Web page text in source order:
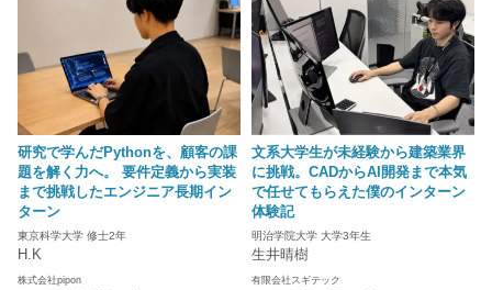
研究で学んだPythonを、顧客の課
題を解く力へ。 要件定義から実装
まで挑戦したエンジニア長期イン
ターン
東京科学大学 修士2年
H.K
株式会社pipon
文系大学生が未経験から建築業界
に挑戦。CADからAI開発まで本気
で任せてもらえた僕のインターン
体験記
明治学院大学 大学3年生
生井晴樹
有限会社スギテック